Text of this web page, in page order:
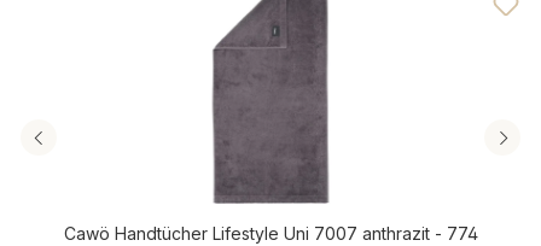
Cawö Handtücher Lifestyle Uni 7007 anthrazit - 774